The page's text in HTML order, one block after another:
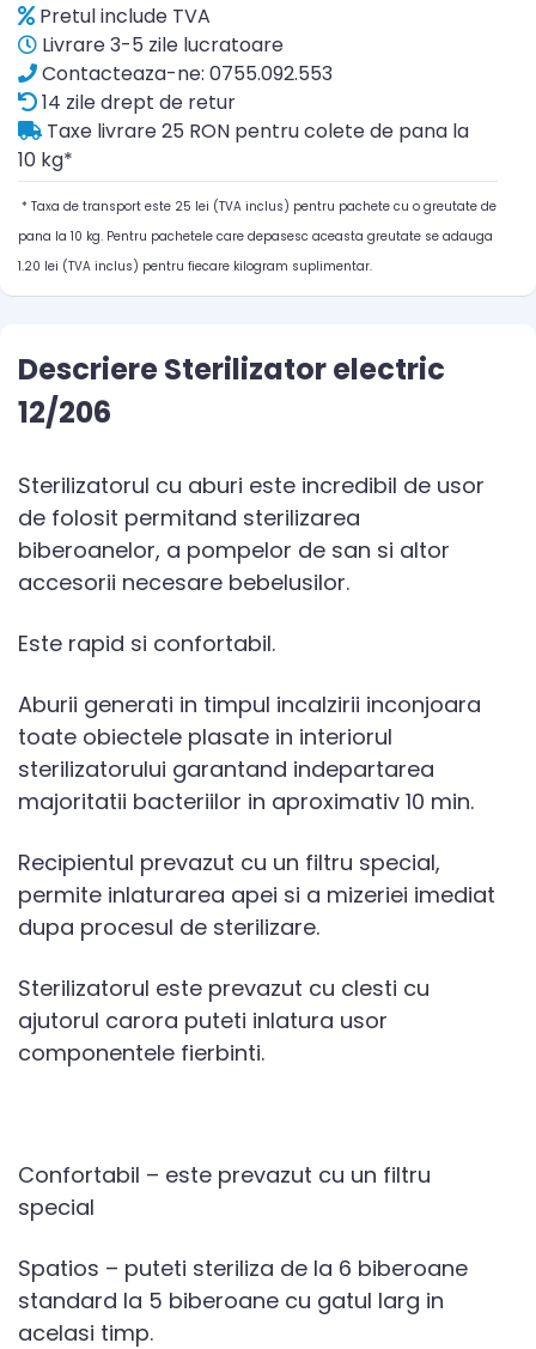
Pretul include TVA
Livrare 3-5 zile lucratoare
Contacteaza-ne: 0755.092.553
14 zile drept de retur
Taxe livrare 25 RON pentru colete de pana la
10 kg*
* Taxa de transport este 25 lei (TVA inclus) pentru pachete cu o greutate de
pana la 10 kg. Pentru pachetele care depasesc aceasta greutate se adauga
1.20 lei (TVA inclus) pentru fiecare kilogram suplimentar.
Descriere Sterilizator electric
12/206
Sterilizatorul cu aburi este incredibil de usor
de folosit permitand sterilizarea
biberoanelor, a pompelor de san si altor
accesorii necesare bebelusilor.
Este rapid si confortabil.
Aburii generati in timpul incalzirii inconjoara
toate obiectele plasate in interiorul
sterilizatorului garantand indepartarea
majoritatii bacteriilor in aproximativ 10 min.
Recipientul prevazut cu un filtru special,
permite inlaturarea apei si a mizeriei imediat
dupa procesul de sterilizare.
Sterilizatorul este prevazut cu clesti cu
ajutorul carora puteti inlatura usor
componentele fierbinti.
Confortabil – este prevazut cu un filtru
special
Spatios – puteti steriliza de la 6 biberoane
standard la 5 biberoane cu gatul larg in
acelasi timp.